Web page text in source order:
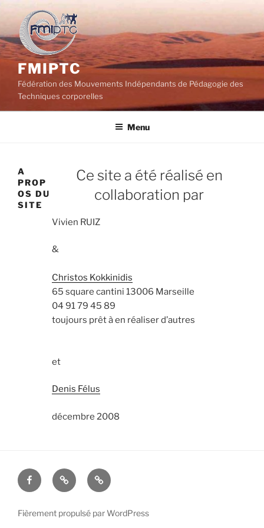
contenu
principal
FMIPTC
Fédération des Mouvements Indépendants de Pédagogie des
Techniques corporelles
Menu
A
PROP
OS DU
SITE
Ce site a été réalisé en
collaboration par
Vivien RUIZ
&
Christos Kokkinidis
65 square cantini 13006 Marseille
04 91 79 45 89
toujours prêt à en réaliser d’autres
et
Denis Félus
décembre 2008
Facebook
E-
mail
Inscription
à
newsletter
Fièrement propulsé par WordPress